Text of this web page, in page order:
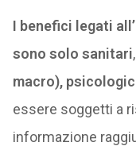
I benefici legati
sono solo sanitari,
macro),
essere soggetti a
informazione